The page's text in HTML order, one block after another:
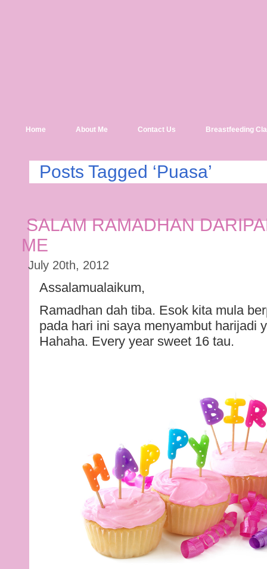
Home About Me Contact Us Breastfeeding
Posts Tagged ‘Puasa’
SALAM RAMADHAN
ME
July 20th, 2012
Assalamualaikum,
Ramadhan dah tiba. Esok kita mula
pada hari ini saya menyambut harijadi
Hahaha. Every year sweet 16 tau.